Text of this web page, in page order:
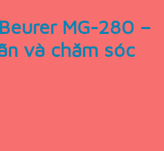
MG-280 –
và chăm sóc